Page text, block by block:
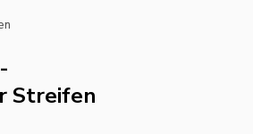
Streifen